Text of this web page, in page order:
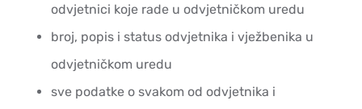
odvjetnici koje rade u odvjetničkom uredu
broj, popis i status odvjetnika i vježbenika u
odvjetničkom uredu
sve podatke o svakom od odvjetnika i